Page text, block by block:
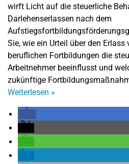
wirft Licht auf die steuerliche
Darlehenserlassen nach dem
Sie, wie ein Urteil über den Erlass
beruflichen Fortbildungen die
Arbeitnehmer beeinflusst und
zukünftige
Weiterlesen »